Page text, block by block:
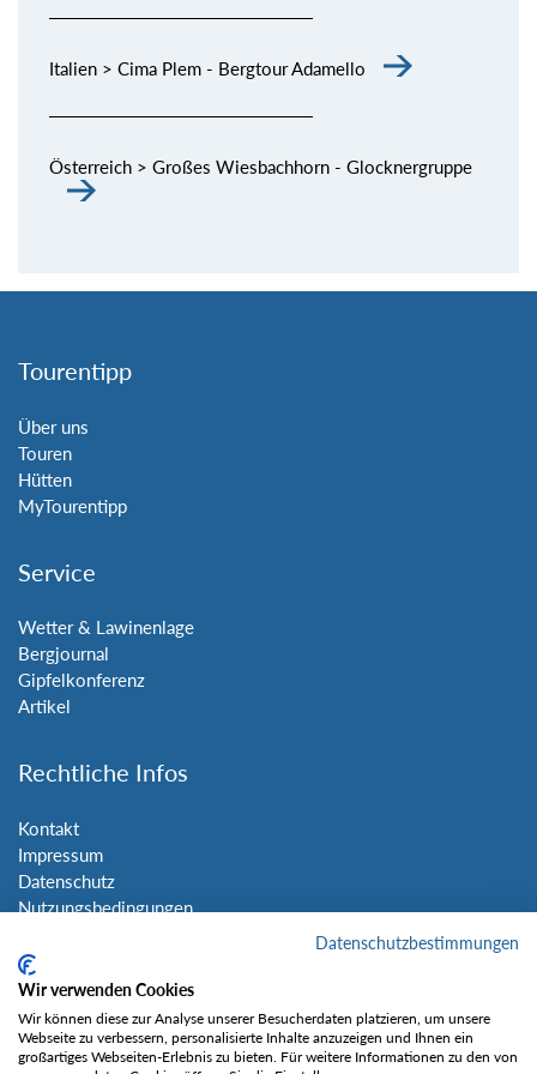
Italien > Cima Plem - Bergtour Adamello
Österreich > Großes Wiesbachhorn - Glocknergruppe
Tourentipp
Über uns
Touren
Hütten
MyTourentipp
Service
Wetter & Lawinenlage
Bergjournal
Gipfelkonferenz
Artikel
Rechtliche Infos
Kontakt
Impressum
Datenschutz
Nutzungsbedingungen
Social Media
Datenschutzbestimmungen
Wir verwenden Cookies
Wir können diese zur Analyse unserer Besucherdaten platzieren, um unsere
Webseite zu verbessern, personalisierte Inhalte anzuzeigen und Ihnen ein
großartiges Webseiten-Erlebnis zu bieten. Für weitere Informationen zu den von